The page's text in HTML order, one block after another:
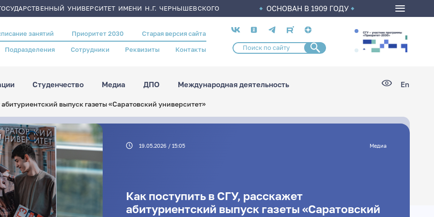
УНИВЕРСИТЕТ ИМЕНИ Н.Г. ЧЕРНЫШЕВСКОГО ОСНОВАН В 1909 ГОДУ
занятий Приоритет 2030 Старая версия сайта
Подразделения Сотрудники Реквизиты Контакты
Социальные
сети
Студенчество Медиа ДПО Международная деятельность En
выпуск газеты «Саратовский университет»
19.05.2026 / 15:05 Медиа
Как поступить в СГУ, расскажет
абитуриентский выпуск газеты «Саратовский